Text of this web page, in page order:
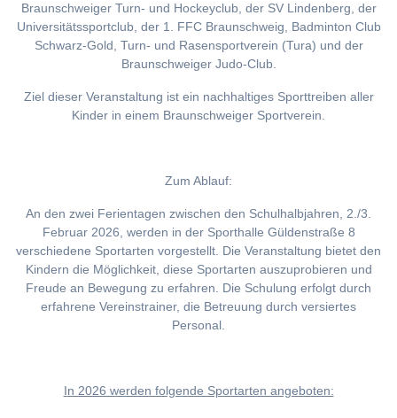
Braunschweiger Turn- und Hockeyclub, der SV Lindenberg, der
Universitätssportclub, der 1. FFC Braunschweig, Badminton Club
Schwarz-Gold, Turn- und Rasensportverein (Tura) und der
Braunschweiger Judo-Club.
Ziel dieser Veranstaltung ist ein nachhaltiges Sporttreiben aller
Kinder in einem Braunschweiger Sportverein.
Zum Ablauf:
An den zwei Ferientagen zwischen den Schulhalbjahren, 2./3.
Februar 2026, werden in der Sporthalle Güldenstraße 8
verschiedene Sportarten vorgestellt. Die Veranstaltung bietet den
Kindern die Möglichkeit, diese Sportarten auszuprobieren und
Freude an Bewegung zu erfahren. Die Schulung erfolgt durch
erfahrene Vereinstrainer, die Betreuung durch versiertes
Personal.
In 2026 werden folgende Sportarten angeboten: